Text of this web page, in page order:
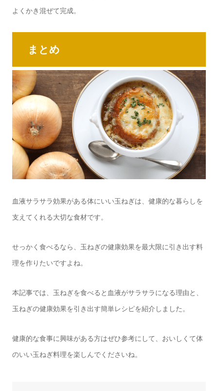
よくかき混ぜて完成。
まとめ
血液サラサラ効果がある体にいい玉ねぎは、健康的な暮らしを
支えてくれる大切な食材です。
せっかく食べるなら、玉ねぎの健康効果を最大限に引き出す料
理を作りたいですよね。
本記事では、玉ねぎを食べると血液がサラサラになる理由と、
玉ねぎの健康効果を引き出す簡単レシピを紹介しました。
健康的な食事に興味がある方はぜひ参考にして、おいしくて体
のいい玉ねぎ料理を楽しんでくださいね。